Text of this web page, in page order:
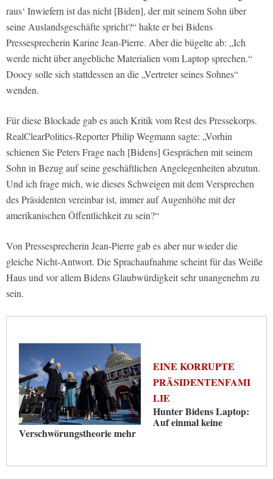
raus‘ Inwiefern ist das nicht [Biden], der mit seinem Sohn über
seine Auslandsgeschäfte spricht?“ hakte er bei Bidens
Pressesprecherin Karine Jean-Pierre. Aber die bügelte ab: „Ich
werde nicht über angebliche Materialien vom Laptop sprechen.“
Doocy solle sich stattdessen an die „Vertreter seines Sohnes“
wenden.
Für diese Blockade gab es auch Kritik vom Rest des Pressekorps.
RealClearPolitics-Reporter Philip Wegmann sagte: „Vorhin
schienen Sie Peters Frage nach [Bidens] Gesprächen mit seinem
Sohn in Bezug auf seine geschäftlichen Angelegenheiten abzutun.
Und ich frage mich, wie dieses Schweigen mit dem Versprechen
des Präsidenten vereinbar ist, immer auf Augenhöhe mit der
amerikanischen Öffentlichkeit zu sein?“
Von Pressesprecherin Jean-Pierre gab es aber nur wieder die
gleiche Nicht-Antwort. Die Sprachaufnahme scheint für das Weiße
Haus und vor allem Bidens Glaubwürdigkeit sehr unangenehm zu
sein.
EINE KORRUPTE
PRÄSIDENTENFAMI
LIE
Hunter Bidens Laptop:
Auf einmal keine
Verschwörungstheorie mehr